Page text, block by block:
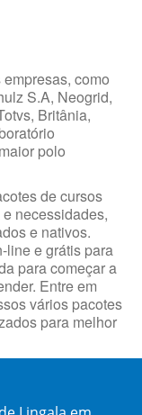
como
S.A, Neogrid,
Britânia,
polo
de cursos
necessidades,
e nativos.
line e grátis para
para começar a
Entre em
vários pacotes
para melhor